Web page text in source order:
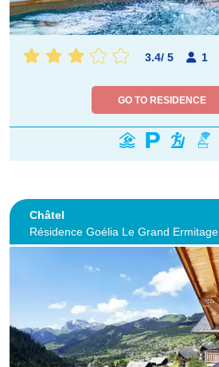
3.4/ 5 1
GO TO RESIDENCE
Châtel
Résidence Goélia Le Grand Ermitage